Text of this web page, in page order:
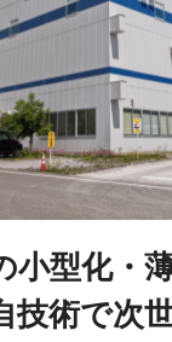
小型化・
術で次